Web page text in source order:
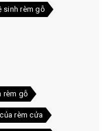
sinh rèm gỗ
rèm gỗ
rèm cửa